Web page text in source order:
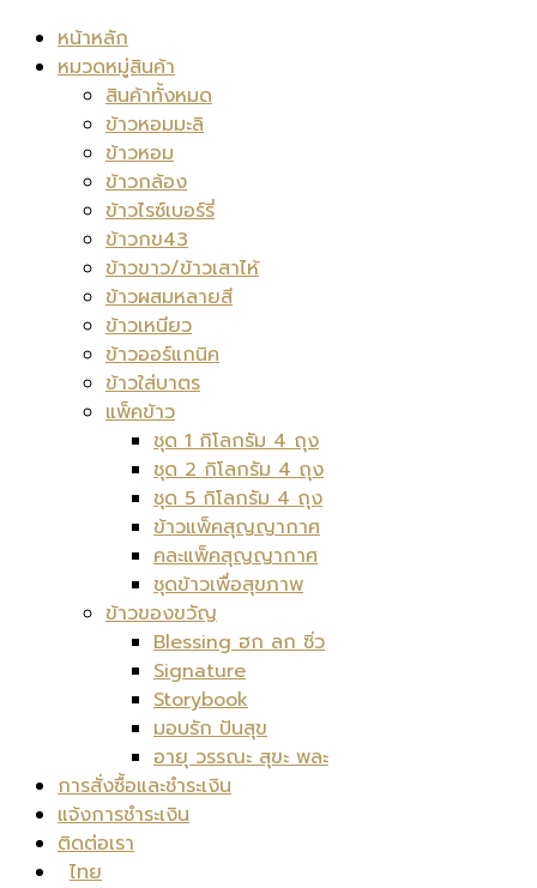
หน้าหลัก
หมวดหมู่สินค้า
สินค้าทั้งหมด
ข้าวหอมมะลิ
ข้าวหอม
ข้าวกล้อง
ข้าวไรซ์เบอร์รี่
ข้าวกข43
ข้าวขาว/ข้าวเสาไห้
ข้าวผสมหลายสี
ข้าวเหนียว
ข้าวออร์แกนิค
ข้าวใส่บาตร
แพ็คข้าว
ชุด 1 กิโลกรัม 4 ถุง
ชุด 2 กิโลกรัม 4 ถุง
ชุด 5 กิโลกรัม 4 ถุง
ข้าวแพ็คสุญญากาศ
คละแพ็คสุญญากาศ
ชุดข้าวเพื่อสุขภาพ
ข้าวของขวัญ
Blessing ฮก ลก ซิ่ว
Signature
Storybook
มอบรัก ปันสุข
อายุ วรรณะ สุขะ พละ
การสั่งซื้อและชำระเงิน
แจ้งการชำระเงิน
ติดต่อเรา
ไทย